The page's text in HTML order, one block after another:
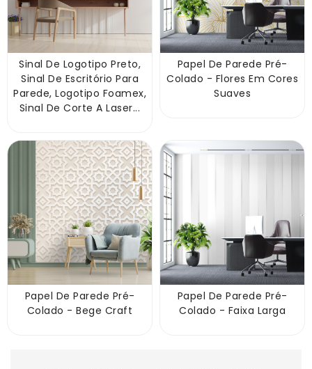
Sinal De Logotipo Preto,
Sinal De Escritório Para
Parede, Logotipo Foamex,
Sinal De Corte A Laser...
Papel De Parede Pré-
Colado - Flores Em Cores
Suaves
Papel De Parede Pré-
Colado - Bege Craft
Papel De Parede Pré-
Colado - Faixa Larga